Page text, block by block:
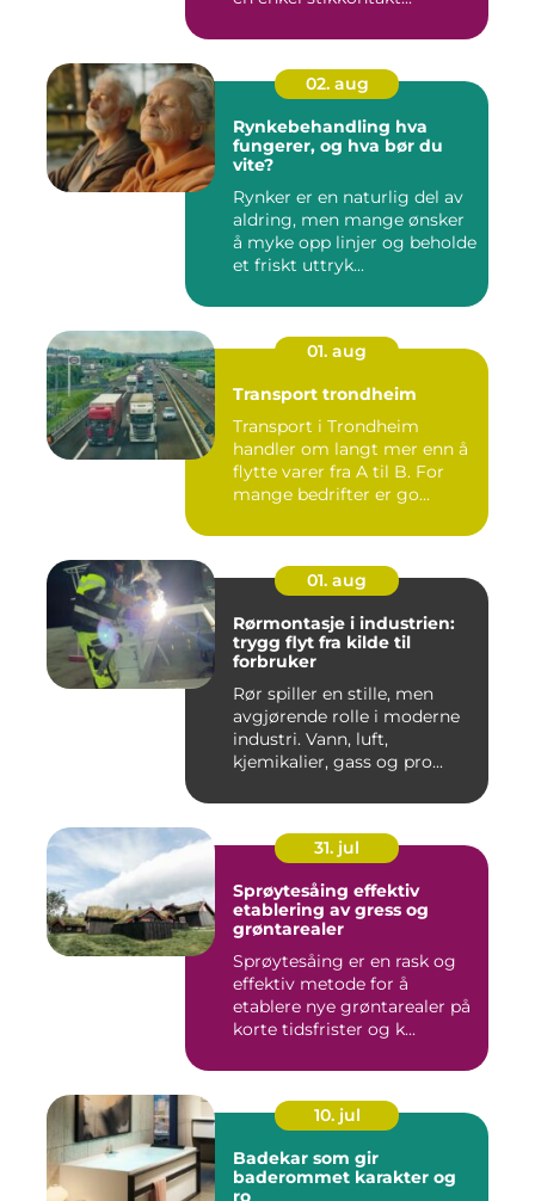
02. aug
Rynkebehandling hva
fungerer, og hva bør du
vite?
Rynker er en naturlig del av
aldring, men mange ønsker
å myke opp linjer og beholde
et friskt uttryk...
01. aug
Transport trondheim
Transport i Trondheim
handler om langt mer enn å
flytte varer fra A til B. For
mange bedrifter er go...
01. aug
Rørmontasje i industrien:
trygg flyt fra kilde til
forbruker
Rør spiller en stille, men
avgjørende rolle i moderne
industri. Vann, luft,
kjemikalier, gass og pro...
31. jul
Sprøytesåing effektiv
etablering av gress og
grøntarealer
Sprøytesåing er en rask og
effektiv metode for å
etablere nye grøntarealer på
korte tidsfrister og k...
10. jul
Badekar som gir
baderommet karakter og
ro